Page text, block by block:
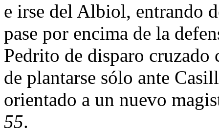
e irse del Albiol, entrando
pase por encima de la
Pedrito de disparo cruzado
de plantarse sólo ante
orientado a un nuevo
55.